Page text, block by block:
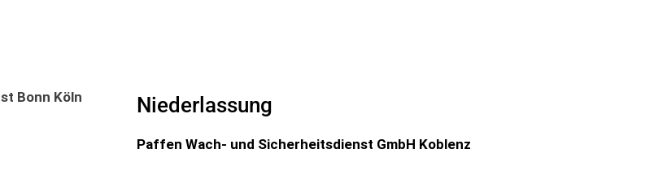
Niederlassung
Paffen Wach- und Sicherheitsdienst GmbH Koblenz